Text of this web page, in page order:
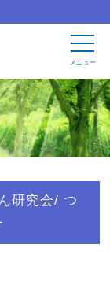
メニュー
研究会/ つ